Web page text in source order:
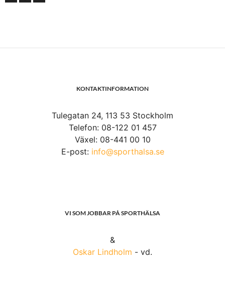
KONTAKTINFORMATION
Tulegatan 24, 113 53 Stockholm
Telefon: 08-122 01 457
Växel: 08-441 00 10
E-post: info@sporthalsa.se
VI SOM JOBBAR PÅ SPORTHÄLSA
&
Oskar Lindholm - vd.